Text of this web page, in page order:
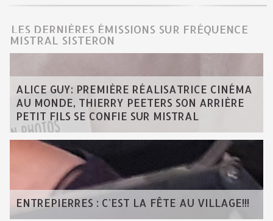
LES DERNIÈRES ÉMISSIONS SUR FRÉQUENCE
MISTRAL SISTERON
ALICE GUY: PREMIÈRE RÉALISATRICE CINÉMA
AU MONDE, THIERRY PEETERS SON ARRIÈRE
PETIT FILS SE CONFIE SUR MISTRAL
ENTREPIERRES : C'EST LA FÊTE AU VILLAGE!!!